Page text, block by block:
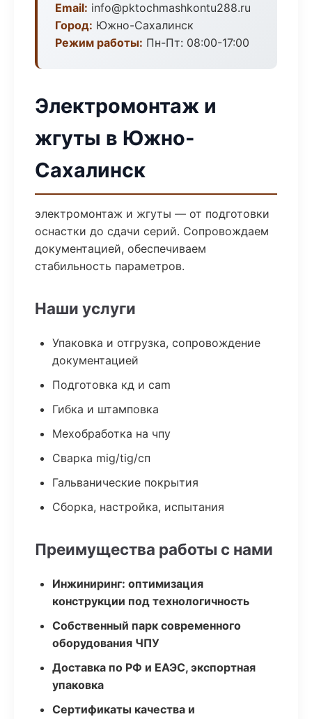
Email: info@pktochmashkontu288.ru
Город: Южно-Сахалинск
Режим работы: Пн-Пт: 08:00-17:00
Электромонтаж и
жгуты в Южно-
Сахалинск
электромонтаж и жгуты — от подготовки
оснастки до сдачи серий. Сопровождаем
документацией, обеспечиваем
стабильность параметров.
Наши услуги
Упаковка и отгрузка, сопровождение
документацией
Подготовка кд и cam
Гибка и штамповка
Мехобработка на чпу
Сварка mig/tig/сп
Гальванические покрытия
Сборка, настройка, испытания
Преимущества работы с нами
Инжиниринг: оптимизация
конструкции под технологичность
Собственный парк современного
оборудования ЧПУ
Доставка по РФ и ЕАЭС, экспортная
упаковка
Сертификаты качества и